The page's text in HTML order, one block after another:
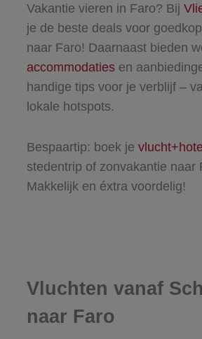
Vakantie vieren in Faro? Bij
je de beste deals voor
naar Faro! Daarnaast bieden
accommodatiesen
handige tips voor je verblijf –
lokale hotspots.
Bespaartip: boek je
stedentrip of zonvakantie naar
Makkelijk en éxtra voordelig!
Vluchten vanaf
naar Faro